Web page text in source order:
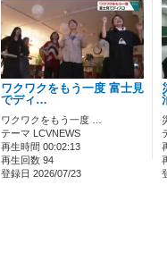
ワクワクをもう一度 富士見
でディ…
ワクワクをもう一度 …
テーマ LCVNEWS
再生時間 00:02:13
再生回数 94
登録日 2026/07/23